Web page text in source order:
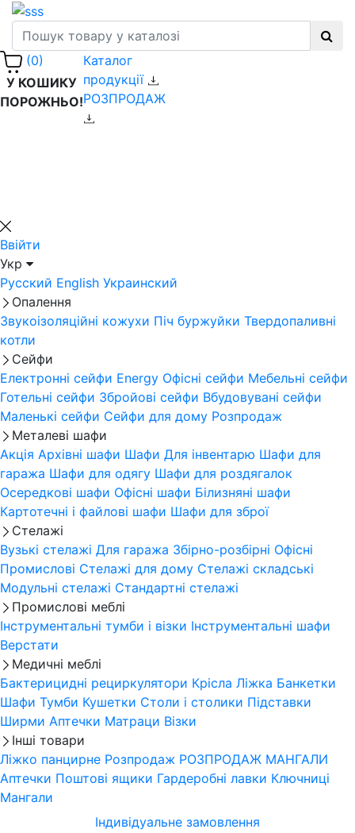
(0)
У КОШИКУ
ПОРОЖНЬО!
Каталог
продукції
РОЗПРОДАЖ
Ввійти
Укр
Русский English Украинский
Опалення
Звукоізоляційні кожухи Піч буржуйки Твердопаливні
котли
Сейфи
Електронні сейфи Energy Офісні сейфи Мебельні сейфи
Готельні сейфи Збройові сейфи Вбудовувані сейфи
Маленькі сейфи Сейфи для дому Розпродаж
Металеві шафи
Акція Архівні шафи Шафи Для інвентарю Шафи для
гаража Шафи для одягу Шафи для роздягалок
Осередкові шафи Офісні шафи Білизняні шафи
Картотечні і файлові шафи Шафи для зброї
Стелажі
Вузькі стелажі Для гаража Збірно-розбірні Офісні
Промислові Стелажі для дому Стелажі складські
Модульні стелажі Стандартні стелажі
Промислові меблі
Інструментальні тумби і візки Інструментальні шафи
Верстати
Медичні меблі
Бактерицидні рециркулятори Крісла Ліжка Банкетки
Шафи Тумби Кушетки Столи і столики Підставки
Ширми Аптечки Матраци Візки
Інші товари
Ліжко панцирне Розпродаж РОЗПРОДАЖ МАНГАЛИ
Аптечки Поштові ящики Гардеробні лавки Ключниці
Мангали
Індивідуальне замовлення